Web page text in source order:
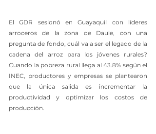
El GDR sesionó en Guayaquil con líderes
arroceros de la zona de Daule, con una
pregunta de fondo, cuál va a ser el legado de la
cadena del arroz para los jóvenes rurales?
Cuando la pobreza rural llega al 43.8% según el
INEC, productores y empresas se plantearon
que la única salida es incrementar la
productividad y optimizar los costos de
producción.